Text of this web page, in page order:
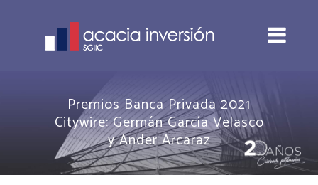
Premios Banca Privada 2021
Citywire: Germán García Velasco
y Ander Arcaraz